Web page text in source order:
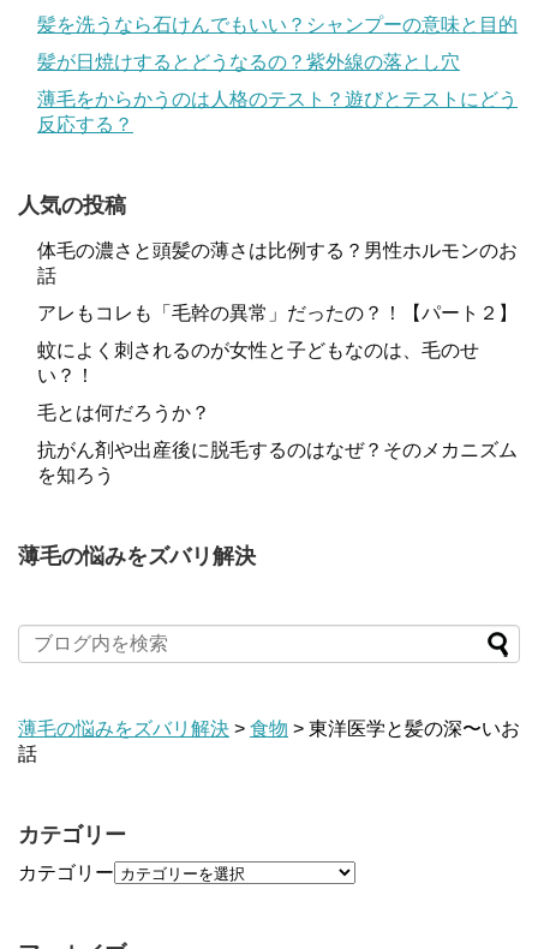
髪を洗うなら石けんでもいい？シャンプーの意味と目的
髪が日焼けするとどうなるの？紫外線の落とし穴
薄毛をからかうのは人格のテスト？遊びとテストにどう
反応する？
人気の投稿
体毛の濃さと頭髪の薄さは比例する？男性ホルモンのお
話
アレもコレも「毛幹の異常」だったの？！【パート２】
蚊によく刺されるのが女性と子どもなのは、毛のせ
い？！
毛とは何だろうか？
抗がん剤や出産後に脱毛するのはなぜ？そのメカニズム
を知ろう
薄毛の悩みをズバリ解決
薄毛の悩みをズバリ解決 > 食物 > 東洋医学と髪の深〜いお
話
カテゴリー
カテゴリー